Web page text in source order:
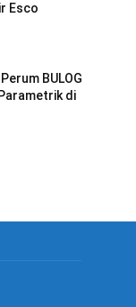
Esco
BULOG
di